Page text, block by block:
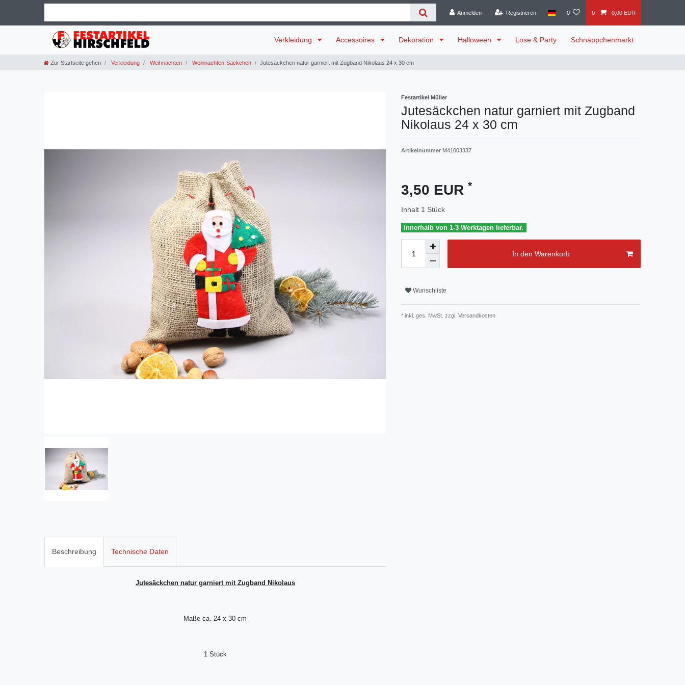
Anmelden Registrieren 0 0 0,00 EUR
Verkleidung Accessoires Dekoration Halloween Lose & Party Schnäppchenmarkt
Zur Startseite gehen Verkleidung Weihnachten Weihnachten-Säckchen Jutesäckchen natur garniert mit Zugband Nikolaus 24 x 30 cm
Festartikel Müller
Jutesäckchen natur garniert mit Zugband
Nikolaus 24 x 30 cm
Artikelnummer M41003337
3,50 EUR *
Inhalt 1 Stück
Innerhalb von 1-3 Werktagen lieferbar.
In den Warenkorb
Wunschliste
* inkl. ges. MwSt. zzgl. Versandkosten
Beschreibung Technische Daten
Jutesäckchen natur garniert mit Zugband Nikolaus
Maße ca. 24 x 30 cm
1 Stück